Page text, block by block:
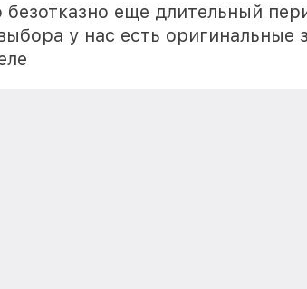
безотказно еще длительный
у нас есть оригинальные